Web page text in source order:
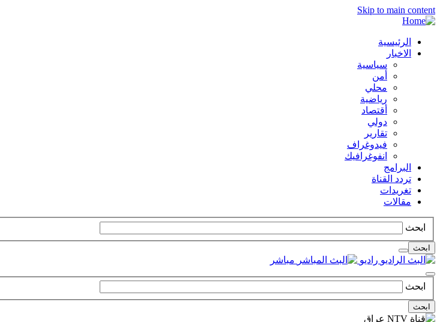
Skip to main content
الرئيسية
الاخبار
سياسية
أمن
محلي
رياضية
أقتصاد
دولي
تقارير
فيدوغراف
انفوغرافيك
البرامج
تردد القناة
تغريدات
مقالات
ابحث
ابحث
راديو مباشر
ابحث
ابحث